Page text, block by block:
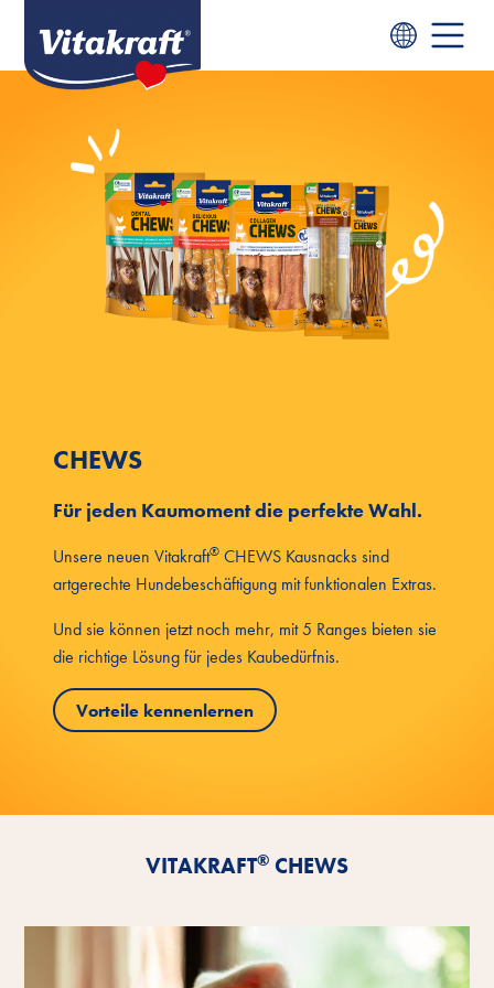
CHEWS
Für jeden Kaumoment die perfekte Wahl.
Unsere neuen Vitakraft® CHEWS Kausnacks sind
artgerechte Hundebeschäftigung mit funktionalen Extras.
Und sie können jetzt noch mehr, mit 5 Ranges bieten sie
die richtige Lösung für jedes Kaubedürfnis.
Vorteile kennenlernen
VITAKRAFT® CHEWS